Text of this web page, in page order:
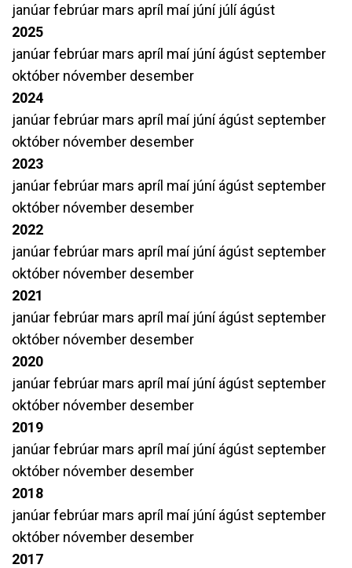
janúarfebrúar mars apríl maí júní júlíágúst
2025
janúarfebrúar mars apríl maí júníágúst september
október nóvember desember
2024
janúarfebrúar mars apríl maí júníágúst september
október nóvember desember
2023
janúarfebrúar mars apríl maí júníágúst september
október nóvember desember
2022
janúarfebrúar mars apríl maí júníágúst september
október nóvember desember
2021
janúarfebrúar mars apríl maí júníágúst september
október nóvember desember
2020
janúarfebrúar mars apríl maí júníágúst september
október nóvember desember
2019
janúarfebrúar mars apríl maí júníágúst september
október nóvember desember
2018
janúarfebrúar mars apríl maí júníágúst september
október nóvember desember
2017